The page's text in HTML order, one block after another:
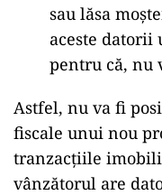
sau lăsa
aceste datorii
pentru că, nu
Astfel, nu va fi
fiscale unui nou
tranzacțiile
vânzătorul are